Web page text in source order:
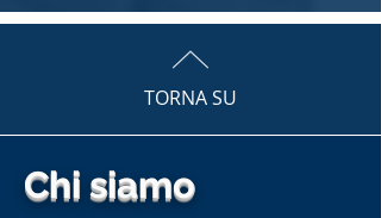
TORNA SU
Chi siamo